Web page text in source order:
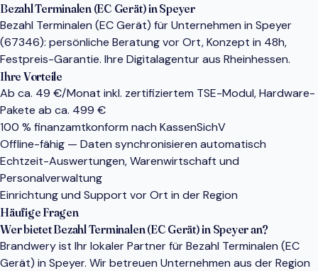
Bezahl Terminalen (EC Gerät) in Speyer
Bezahl Terminalen (EC Gerät) für Unternehmen in Speyer
(67346): persönliche Beratung vor Ort, Konzept in 48h,
Festpreis-Garantie. Ihre Digitalagentur aus Rheinhessen.
Ihre Vorteile
Ab ca. 49 €/Monat inkl. zertifiziertem TSE-Modul, Hardware-
Pakete ab ca. 499 €
100 % finanzamtkonform nach KassenSichV
Offline-fähig — Daten synchronisieren automatisch
Echtzeit-Auswertungen, Warenwirtschaft und
Personalverwaltung
Einrichtung und Support vor Ort in der Region
Häufige Fragen
Wer bietet Bezahl Terminalen (EC Gerät) in Speyer an?
Brandwery ist Ihr lokaler Partner für Bezahl Terminalen (EC
Gerät) in Speyer. Wir betreuen Unternehmen aus der Region